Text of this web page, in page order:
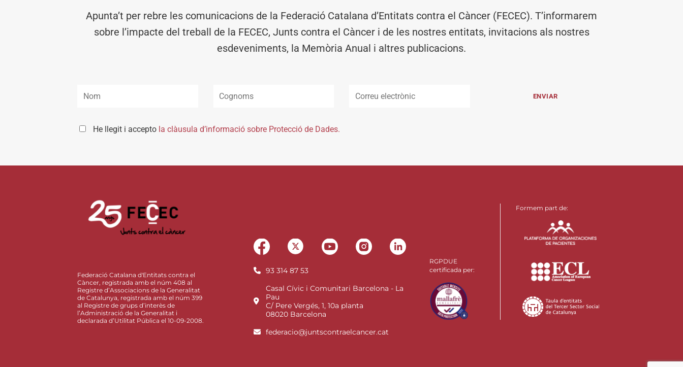
Apunta’t per rebre les comunicacions de la Federació Catalana d’Entitats contra el Càncer (FECEC). T’informarem
sobre l’impacte del treball de la FECEC, Junts contra el Càncer i de les nostres entitats, invitacions als nostres
esdeveniments, la Memòria Anual i altres publicacions.
He llegit i accepto la clàusula d’informació sobre Protecció de Dades.
Federació Catalana d'Entitats contra el
Càncer, registrada amb el núm 408 al
Registre d’Associacions de la Generalitat
de Catalunya, registrada amb el núm 399
al Registre de grups d’interès de
l’Administració de la Generalitat i
declarada d’Utilitat Pública el 10-09-2008.
93 314 87 53
Casal Cívic i Comunitari Barcelona - La
Pau
C/ Pere Vergés, 1, 10a planta
08020 Barcelona
federacio@juntscontraelcancer.cat
RGPDUE
certificada per:
Formem part de: